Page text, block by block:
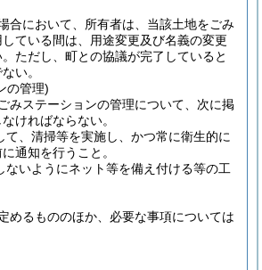
合において、所有者は、当該土地をごみ
ている間は、用途変更及び名義の変更
ただし、町との協議が完了していると
い。
の管理)
みステーションの管理について、次に掲
ければならない。
て、清掃等を実施し、かつ常に衛生的に
通知を行うこと。
ないようにネット等を備え付ける等の工
めるもののほか、必要な事項については